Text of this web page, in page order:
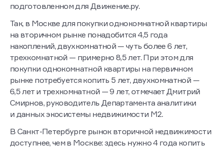
подготовленном для Движение.ру.
Так, в Москве для покупки однокомнатной квартиры
на вторичном рынке понадобится 4,5 года
накоплений, двухкомнатной — чуть более 6 лет,
трехкомнатной — примерно 8,5 лет. При этом для
покупки однокомнатной квартиры на первичном
рынке потребуется копить 5 лет, двухкомнатной —
6,5 лет и трехкомнатной — 9 лет, отмечает Дмитрий
Смирнов, руководитель Департамента аналитики
и данных экосистемы недвижимости М2.
В Санкт-Петербурге рынок вторичной недвижимости
доступнее, чем в Москве: здесь нужно 4 года копить